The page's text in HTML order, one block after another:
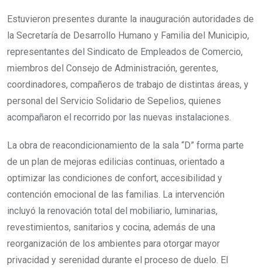
Estuvieron presentes durante la inauguración autoridades de
la Secretaría de Desarrollo Humano y Familia del Municipio,
representantes del Sindicato de Empleados de Comercio,
miembros del Consejo de Administración, gerentes,
coordinadores, compañeros de trabajo de distintas áreas, y
personal del Servicio Solidario de Sepelios, quienes
acompañaron el recorrido por las nuevas instalaciones.
La obra de reacondicionamiento de la sala “D” forma parte
de un plan de mejoras edilicias continuas, orientado a
optimizar las condiciones de confort, accesibilidad y
contención emocional de las familias. La intervención
incluyó la renovación total del mobiliario, luminarias,
revestimientos, sanitarios y cocina, además de una
reorganización de los ambientes para otorgar mayor
privacidad y serenidad durante el proceso de duelo. El